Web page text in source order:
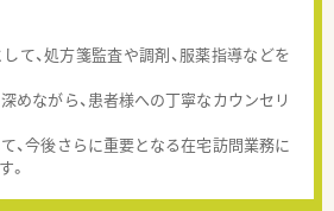
て、処方箋監査や調剤、服薬指導などを
めながら、患者様への丁寧なカウンセリ
、今後さらに重要となる在宅訪問業務に
。